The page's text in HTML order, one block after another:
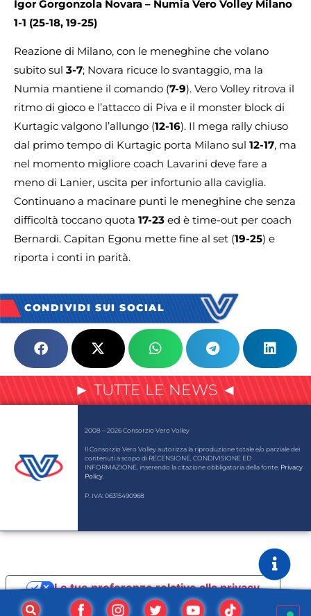
Igor Gorgonzola Novara – Numia Vero Volley Milano
1-1 (25-18, 19-25)
Reazione di Milano, con le meneghine che volano
subito sul 3-7; Novara ricuce lo svantaggio, ma la
Numia mantiene il comando (7-9). Vero Volley ritrova il
ritmo di gioco e l’attacco di Piva e il monster block di
Kurtagic valgono l’allungo (12-16). Il mega rally chiuso
dal primo tempo di Kurtagic porta Milano sul 12-17, ma
nel momento migliore coach Lavarini deve fare a
meno di Lanier, uscita per infortunio alla caviglia.
Continuano a macinare punti le meneghine che senza
difficoltà toccano quota 17-23 ed è time-out per coach
Bernardi. Capitan Egonu mette fine al set (19-25) e
riporta i conti in parità.
CONDIVIDI SUI SOCIAL
► TUTTE LE NEWS ◄
2008 – 2026 Consorzio Vero Volley
Il Consorzio Vero Volley autorizza la riproduzione totale e/o parziale dei
contenuti a scopo di RECENSIONE, CONDIVISIONE ED
INFORMAZIONE, inserendo la citazione obbligatoria della fonte. Privacy
Policy
P. IVA: 06315490968
Informativa sulla raccolta
Le tue preferenze relative alla privacy